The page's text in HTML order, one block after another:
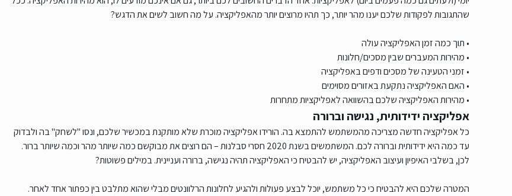
שהתגובות לפקודות שלכם יענו מהר יותר, כך תהיו מרוצים יותר מהאפליקציה. על מה חשוב לשים את הדגש?
• תוך כמה זמן האפליקציה עולה
• מהירות המעברים שבין מסכים/חלונות
• זמני הטעינה של מסכים ודפים באפליקציה
• האם האפליקציה נתקעת באזורים מסוימים
• מהירות האפליקציה שלכם בהשוואה לאפליקציות מתחרות
אפליקציה ידידותית, נגישה וברורה
כל אפליקציה חדשה מצריכה מהמשתמש להתמצא בה. הורידו אפליקציה מוכרת שלא מותקנת במכשיר שלכם, ונסו "לשחק" בה ולבדוק
עד כמה היא ידידותית וברורה לכם. המשתמשים בשנת 2020 חסרי סבלנות – הם רוצים את מבוקשם כמה שיותר מהר וכמה שיותר ברור.
לכן, בשלבי האיפיון ועיצוב האפליקציה, יש להבטיח כי האפליקציה תהיה נגישה, ברורה ועניינית. במילים פשוטות?
המטרה שלכם היא להבטיח כי כל משתמש, יוכל לבצע פעולות ולהגיע לחלונות הרלוונטים מבלי שהוא מתלבט בין כפתור אחד לאחר.